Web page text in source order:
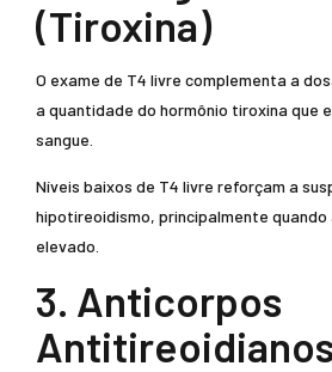
(Tiroxina)
O exame de T4 livre complementa a
a quantidade do hormônio tiroxina que
sangue.
Níveis baixos de T4 livre reforçam a
hipotireoidismo, principalmente quando
elevado.
3. Anticorpos
Antitireoidianos